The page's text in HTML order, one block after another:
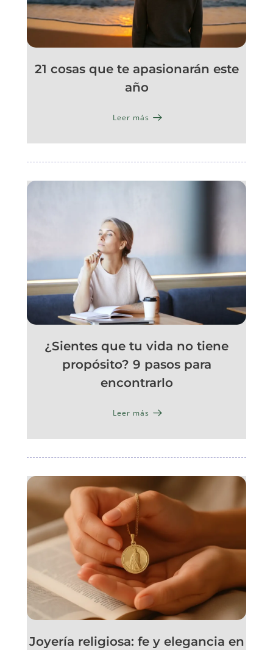
21 cosas que te apasionarán este
año
Leer más
¿Sientes que tu vida no tiene
propósito? 9 pasos para
encontrarlo
Leer más
Joyería religiosa: fe y elegancia en